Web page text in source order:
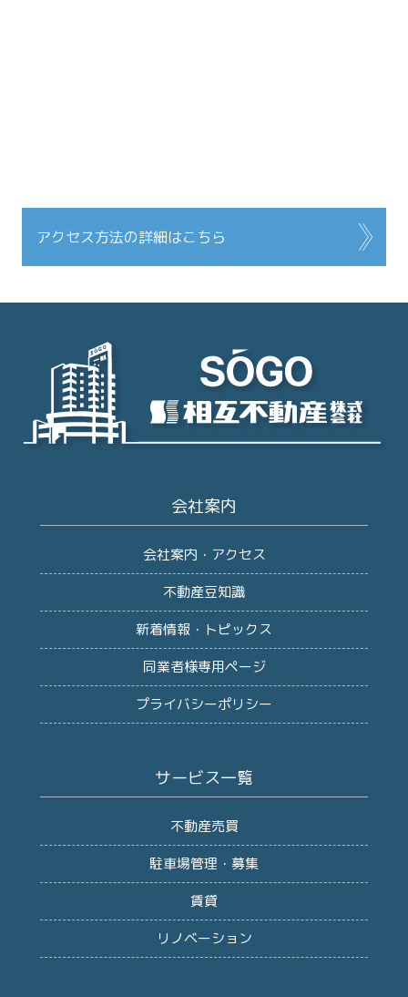
アクセス方法の詳細はこちら
会社案内
会社案内・アクセス
不動産豆知識
新着情報・トピックス
同業者様専用ページ
プライバシーポリシー
サービス一覧
不動産売買
駐車場管理・募集
賃貸
リノベーション